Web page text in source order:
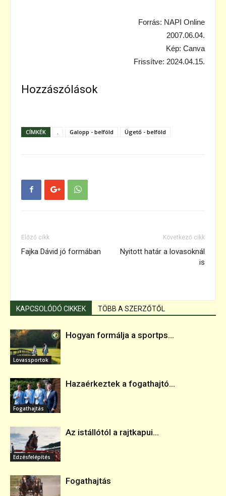
Forrás: NAPI Online
2007.06.04.
Kép: Canva
Frissítve: 2024.04.15.
Hozzászólások
CÍMKÉK Galopp - belföld Ügető - belföld
Előző cikk
Fajka Dávid jó formában
Következő cikk
Nyitott határ a lovasoknál
is
KAPCSOLÓDÓ CIKKEK TÖBB A SZERZŐTŐL
Lovassportok
Hogyan formálja a sportps...
Fogathajtás
Hazaérkeztek a fogathajtó...
Edzésfelépítés
Az istállótól a rajtkapui...
Fogathajtás